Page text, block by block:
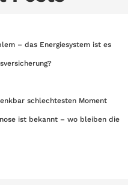
– das Energiesystem ist es
schlechtesten Moment
ist bekannt – wo bleiben die